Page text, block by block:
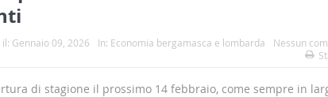
il: Gennaio 09, 2026 In: Economia bergamasca e lombarda
Nessun
di stagione il prossimo 14 febbraio, come sempre in